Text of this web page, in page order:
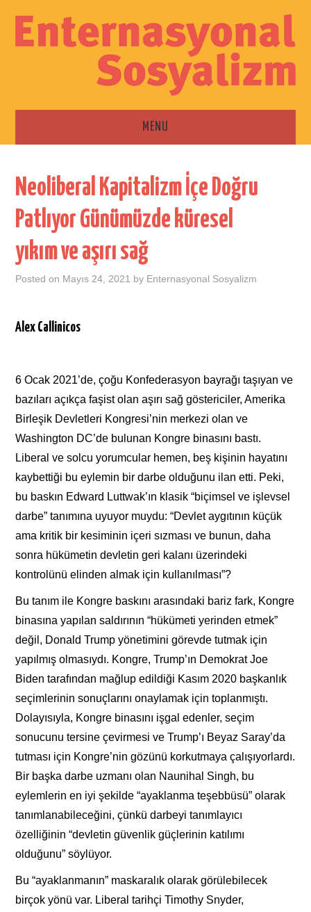
MENU
ESKI SAYILAR
İLETIŞIM
Neoliberal Kapitalizm İçe Doğru
Patlıyor Günümüzde küresel
yıkım ve aşırı sağ
Posted on Mayıs 24, 2021 by Enternasyonal Sosyalizm
Alex Callinicos
6Ocak 2021’de, çoğu Konfederasyon bayrağı taşıyan ve
bazıları açıkça faşist olan aşırı sağ göstericiler, Amerika
Birleşik Devletleri Kongresi’nin merkezi olan ve
Washington DC’de bulunan Kongre binasını bastı.
Liberal ve solcu yorumcular hemen, beş kişinin hayatını
kaybettiği bu eylemin bir darbe olduğunu ilan etti. Peki,
bu baskın Edward Luttwak’ın klasik “biçimsel ve işlevsel
darbe” tanımına uyuyor muydu: “Devlet aygıtının küçük
ama kritik bir kesiminin içeri sızması ve bunun, daha
sonra hükümetin devletin geri kalanı üzerindeki
kontrolünü elinden almak için kullanılması”?
Bu tanım ile Kongre baskını arasındaki bariz fark, Kongre
binasına yapılan saldırının “hükümeti yerinden etmek”
değil, Donald Trump yönetimini görevde tutmak için
yapılmış olmasıydı. Kongre, Trump’ın Demokrat Joe
Biden tarafından mağlup edildiği Kasım 2020 başkanlık
seçimlerinin sonuçlarını onaylamak için toplanmıştı.
Dolayısıyla, Kongre binasını işgal edenler, seçim
sonucunu tersine çevirmesi ve Trump’ı Beyaz Saray’da
tutması için Kongre’nin gözünü korkutmaya çalışıyorlardı.
Bir başka darbe uzmanı olan Naunihal Singh, bu
eylemlerin en iyi şekilde “ayaklanma teşebbüsü” olarak
tanımlanabileceğini, çünkü darbeyi tanımlayıcı
özelliğinin “devletin güvenlik güçlerinin katılımı
olduğunu” söylüyor.
Bu “ayaklanmanın” maskaralık olarak görülebilecek
birçok yönü var. Liberal tarihçi Timothy Snyder,